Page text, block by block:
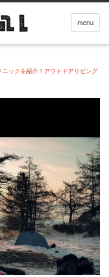
menu
ックを紹介！アウトドアリビング